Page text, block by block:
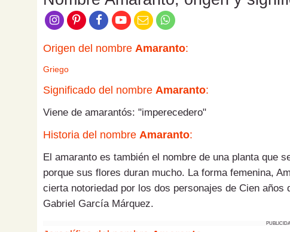
Origen del nombre Amaranto:
Griego
Significado del nombre Amaranto:
Viene de amarantós: "imperecedero"
Historia del nombre Amaranto:
El amaranto es también el nombre de una planta que
porque sus flores duran mucho. La forma femenina,
cierta notoriedad por los dos personajes de Cien años
Gabriel García Márquez.